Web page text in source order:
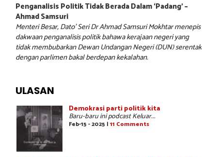
Penganalisis Politik Tidak Berada Dalam ‘Padang’ –
Ahmad Samsuri
Menteri Besar, Dato’ Seri Dr Ahmad Samsuri Mokhtar menepis
dakwaan penganalisis politik bahawa kerajaan negeri yang
tidak membubarkan Dewan Undangan Negeri (DUN) serentak
dengan parlimen bakal berdepan kekalahan.
ULASAN
Demokrasi parti politik kita
Baru-baru ini podcast Keluar...
Feb-15 - 2025 | 11 Comments